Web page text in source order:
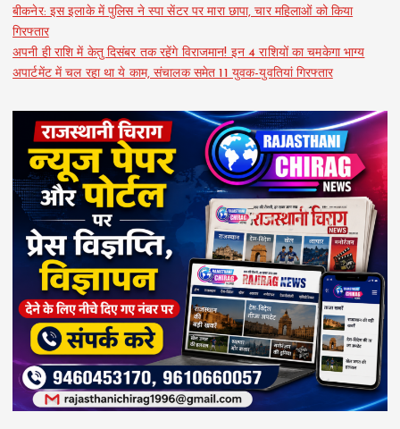
बीकनेर: इस इलाके में पुलिस ने स्पा सेंटर पर मारा छापा, चार महिलाओं को किया
गिरफ्तार
अपनी ही राशि में केतु दिसंबर तक रहेंगे विराजमान! इन 4 राशियों का चमकेगा भाग्य
अपार्टमेंट में चल रहा था ये काम, संचालक समेत 11 युवक-युवतियां गिरफ्तार